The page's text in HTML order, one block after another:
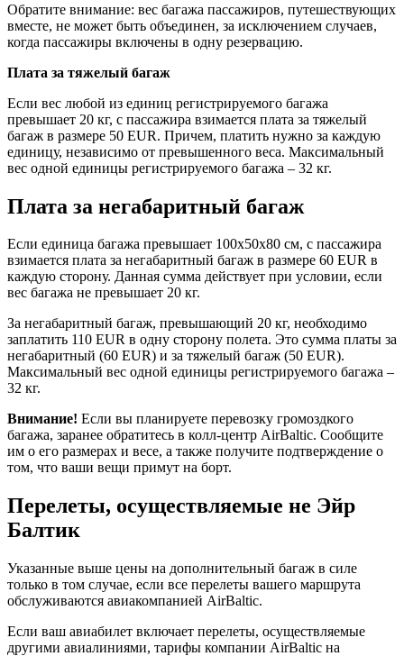
Обратите внимание: вес багажа пассажиров, путешествующих
вместе, не может быть объединен, за исключением случаев,
когда пассажиры включены в одну резервацию.
Плата за тяжелый багаж
Если вес любой из единиц регистрируемого багажа
превышает 20 кг, с пассажира взимается плата за тяжелый
багаж в размере 50 EUR. Причем, платить нужно за каждую
единицу, независимо от превышенного веса. Максимальный
вес одной единицы регистрируемого багажа – 32 кг.
Плата за негабаритный багаж
Если единица багажа превышает 100х50х80 см, с пассажира
взимается плата за негабаритный багаж в размере 60 EUR в
каждую сторону. Данная сумма действует при условии, если
вес багажа не превышает 20 кг.
За негабаритный багаж, превышающий 20 кг, необходимо
заплатить 110 EUR в одну сторону полета. Это сумма платы за
негабаритный (60 EUR) и за тяжелый багаж (50 EUR).
Максимальный вес одной единицы регистрируемого багажа –
32 кг.
Внимание! Если вы планируете перевозку громоздкого
багажа, заранее обратитесь в колл-центр AirBaltic. Сообщите
им о его размерах и весе, а также получите подтверждение о
том, что ваши вещи примут на борт.
Перелеты, осуществляемые не Эйр
Балтик
Указанные выше цены на дополнительный багаж в силе
только в том случае, если все перелеты вашего маршрута
обслуживаются авиакомпанией AirBaltic.
Если ваш авиабилет включает перелеты, осуществляемые
другими авиалиниями, тарифы компании AirBaltic на